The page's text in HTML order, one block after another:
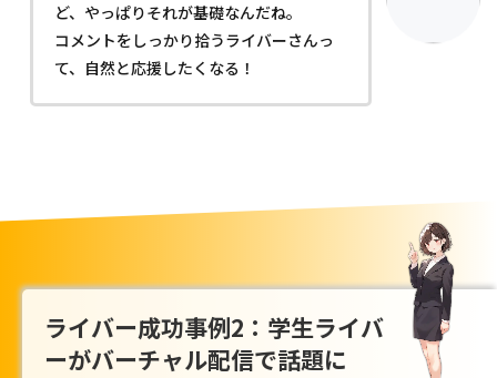
ど、やっぱりそれが基礎なんだね。
コメントをしっかり拾うライバーさんっ
て、自然と応援したくなる！
ライバー成功事例2：学生ライバ
ーがバーチャル配信で話題に